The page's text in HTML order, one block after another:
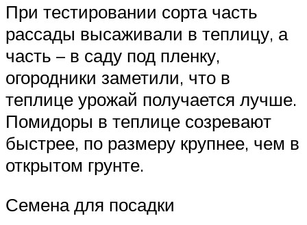
При тестировании сорта часть
рассады высаживали в теплицу, а
часть – в саду под пленку,
огородники заметили, что в
теплице урожай получается лучше.
Помидоры в теплице созревают
быстрее, по размеру крупнее, чем в
открытом грунте.
Семена для посадки